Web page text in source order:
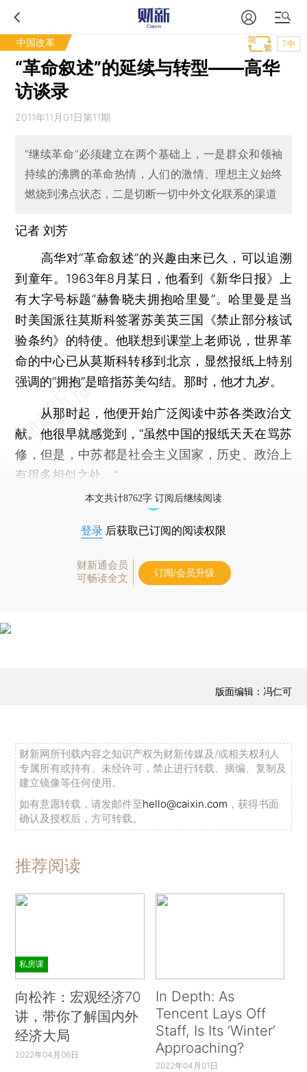
中国改革 T中
“革命叙述”的延续与转型——高华
访谈录
2011年11月01日第11期
“继续革命”必须建立在两个基础上，一是群众和领袖
持续的沸腾的革命热情，人们的激情、理想主义始终
燃烧到沸点状态，二是切断一切中外文化联系的渠道
记者刘芳
高华对“革命叙述”的兴趣由来已久，可以追溯
到童年。1963年8月某日，他看到《新华日报》上
有大字号标题“赫鲁晓夫拥抱哈里曼”。哈里曼是当
时美国派往莫斯科签署苏美英三国《禁止部分核试
验条约》的特使。他联想到课堂上老师说，世界革
命的中心已从莫斯科转移到北京，显然报纸上特别
强调的“拥抱”是暗指苏美勾结。那时，他才九岁。
从那时起，他便开始广泛阅读中苏各类政治文
献。他很早就感觉到，“虽然中国的报纸天天在骂苏
修，但是，中苏都是社会主义国家，历史、政治上
有很多相似之处。”
本文共计8762字 订阅后继续阅读
登录 后获取已订阅的阅读权限
财新通会员
可畅读全文
订阅/会员升级
版面编辑：冯仁可
财新网所刊载内容之知识产权为财新传媒及/或相关权利人
专属所有或持有。未经许可，禁止进行转载、摘编、复制及
建立镜像等任何使用。
如有意愿转载，请发邮件至hello@caixin.com ，获得书面
确认及授权后，方可转载。
推荐阅读
私房课
向松祚：宏观经济70
讲，带你了解国内外
经济大局
2022年04月06日
In Depth: As
Tencent Lays Off
Staff, Is Its ‘Winter’
Approaching?
2022年04月01日